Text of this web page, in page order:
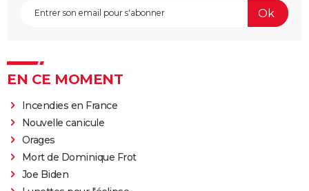
EN CE MOMENT
Incendies en France
Nouvelle canicule
Orages
Mort de Dominique Frot
Joe Biden